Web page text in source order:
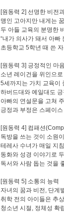
[원동력 2] 선명한 비전
맹인 고아지만 내게는
두 아들 교육의 분명한
“내가 의사가 돼서 아빠
초등학교 5학년 때 쓴
[원동력 3] 긍정적인 마음
소년 레이건을 위인으
5세까지는 가치 교육이
하버드대와 예일대도
아빠의 연설문을 고쳐
긍정과 부정은 스페이
[원동력 4] 컴패션
독방을 쓰는 것이 소원
테레사 수녀가 매일 지
동화와 성경 이야기로
독서와 사람 돕는 것을
[원동력 5] 소통의 능력
자녀의 꿈과 비전, 단계
취학 전의 아이들은 추
청소년 시절, 정체성 확